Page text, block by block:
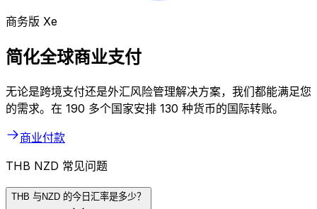
商务版 Xe
简化全球商业支付
无论是跨境支付还是外汇风险管理解决方案，我们都能满足您
的需求。在 190 多个国家安排 130 种货币的国际转账。
商业付款
THB NZD 常见问题
THB 与NZD 的今日汇率是多少？